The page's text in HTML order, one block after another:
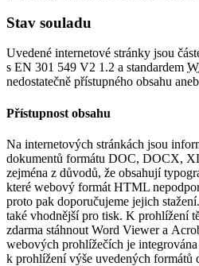
Stav souladu
Uvedené internetové stránky jsou
s EN 301 549 V2 1.2 a standardem
nedostatečně přístupného obsahu
Přístupnost obsahu
Na internetových stránkách jsou
dokumentů formátu DOC, DOCX,
zejména z důvodů, že obsahují
které webový formát HTML
proto pak doporučujeme jejich
také vhodnější pro tisk. K prohlížení
zdarma stáhnout Word Viewer a
webových prohlížečích je
k prohlížení výše uvedených formátů